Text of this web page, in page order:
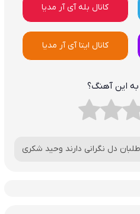
کانال بله آی آر مدیا
کانال ایتا آی آر مدیا
به این آهنگ؟
طلبان دل نگرانی دارند وحید شکری